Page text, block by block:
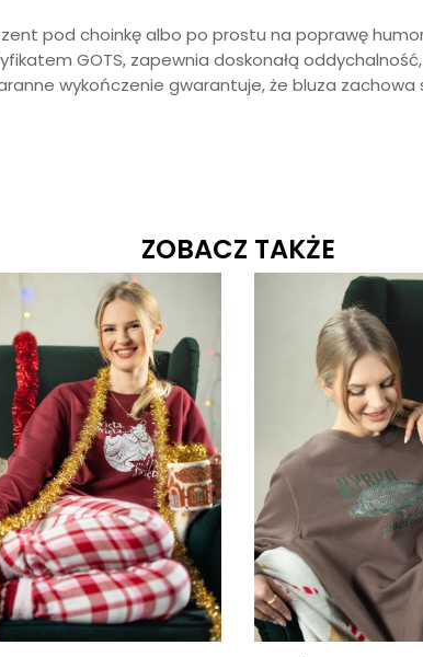
pod choinkę albo po prostu na poprawę
GOTS, zapewnia doskonałą
wykończenie gwarantuje, że bluza zachowa
ZOBACZ TAKŻE
Next images